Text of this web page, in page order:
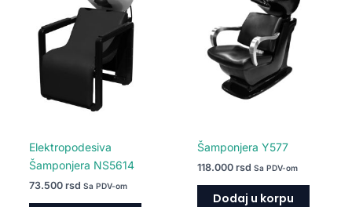
Elektropodesiva
Šamponjera NS5614
73.500 rsd Sa PDV-om
Šamponjera Y577
118.000 rsd Sa PDV-om
Dodaj u korpu